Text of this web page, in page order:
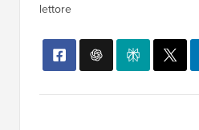
lettore